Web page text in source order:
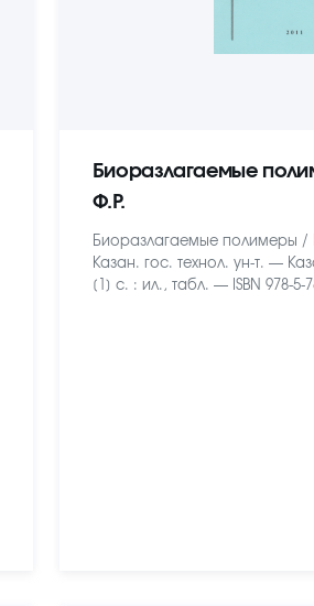
Биоразлагаемые
Ф.Р.
Биоразлагаемые полимеры /
Казан. гос. технол. ун-т. —
[1] с. : ил., табл. — ISBN 978-5-